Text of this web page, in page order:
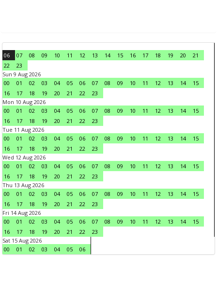
06 07 08 09 10 11 12 13 14 15 16 17 18 19 20
21
22
23
Sun 9 Aug 2026
00
01 02 03 04 05 06 07 08 09 10 11 12 13 14
15
16
17 18 19 20 21 22
23
Mon 10 Aug 2026
00
01 02 03 04 05 06 07 08 09 10 11 12 13 14
15
16
17 18 19 20 21 22
23
Tue 11 Aug 2026
00
01 02 03 04 05 06 07 08 09 10 11 12 13 14
15
16
17 18 19 20 21 22
23
Wed 12 Aug 2026
00
01 02 03 04 05 06 07 08 09 10 11 12 13 14
15
16
17 18 19 20 21 22
23
Thu 13 Aug 2026
00
01 02 03 04 05 06 07 08 09 10 11 12 13 14
15
16
17 18 19 20 21 22
23
Fri 14 Aug 2026
00
01 02 03 04 05 06 07 08 09 10 11 12 13 14
15
16
17 18 19 20 21 22
23
Sat 15 Aug 2026
00
01 02 03 04 05 06